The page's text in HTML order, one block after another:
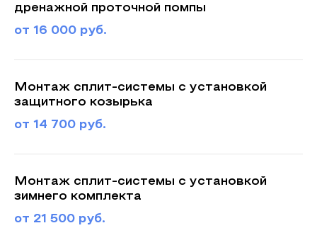
дренажной проточной помпы
от 16 000 руб.
Монтаж сплит-системы с установкой
защитного козырька
от 14 700 руб.
Монтаж сплит-системы с установкой
зимнего комплекта
от 21 500 руб.